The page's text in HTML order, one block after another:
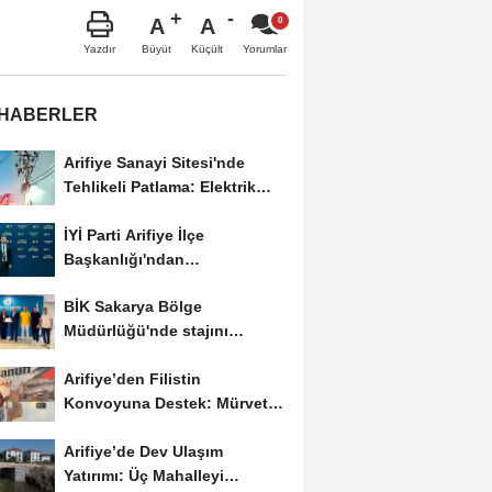
Yazdır
A
Büyüt
A
Küçült Yorumlar
Arifiye Sanayi Sitesi'nde
Tehlikeli Patlama: Elektrik
İYİ Parti Arifiye İlçe
Başkanlığı'ndan
BİK Sakarya Bölge
Müdürlüğü'nde stajını
Arifiye’den Filistin
Konvoyuna Destek: Mürvet
Arifiye’de Dev Ulaşım
Yatırımı: Üç Mahalleyi